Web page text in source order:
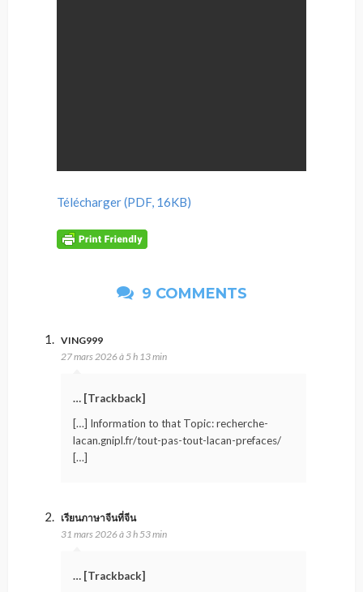
Télécharger (PDF, 16KB)
9 COMMENTS
VING999
27 mars 2026 à 5 h 13 min
… [Trackback]
[…] Information to that Topic: recherche-
lacan.gnipl.fr/tout-pas-tout-lacan-prefaces/
[…]
เรียนภาษาจีนที่จีน
31 mars 2026 à 3 h 53 min
… [Trackback]